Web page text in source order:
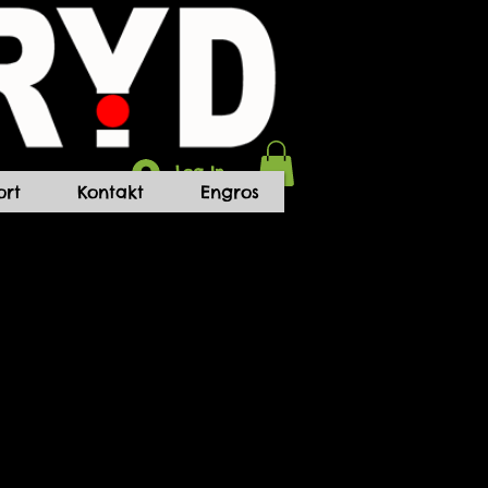
Log In
Kontakt Engros